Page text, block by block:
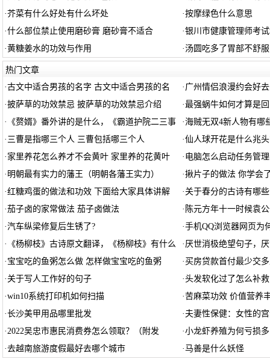
·芥菜有什么好处有什么坏处 ·按摩绿色什么意思
·什么部位禁止使用磨砂膏 磨砂膏不适合 ·银川市健康管理师考
·黄糖姜水的功效与作用 ·汤圆吃多了胃部不舒
热门文章
·古文中适合男孩的名字 古文中适合男孩的名 · 广州情侣浪漫约会好
·披萨草的功效禁忌 披萨草的功效禁忌介绍 ·最强蜗牛如何才算是
· 《赘婿》番外讲的是什么，《霸道护院二三事 ·海贼无双4新人物有哪
· 三曹是指哪三个人 三曹包括哪三个人 ·仙人球开花是什么兆
· 家里养花怎么养才不会黄叶 家里养的花黄叶 · 电脑怎么启动任务管
· 明朝最有实力的藩王（明朝各藩王实力） ·揪片子的做法 你学会
·红糖鸡蛋的做法和功效 下面给大家具体讲解 · 关于春分的古诗有哪
·茄子卤的家常做法 茄子卤做法 · 陈元方年十一时候袁
·汽车纵梁修复后生锈了? ·手机QQ浏览器网页为
· 《杨柳枝》古诗原文翻译，《杨柳枝》有什么 · 厌世消极绝望句子，
· 宝宝吃的鱼粥怎么做 怎样做宝宝吃的鱼粥 · 买房贷款首付最少交
· 关于写人工作好的句子 ·头发软化过了怎么补救
·win10系统打印机如何扫描 ·苦麻菜功效 价值营养
·长沙美甲用品哪里批发 · 夫妻性保健：女性的
·2022吴忠市惠民消费券怎么领取？（附发 ·小龙虾养殖为何亏损多
·去越南旅游度假最好去哪个城市 ·马善是什么妖怪